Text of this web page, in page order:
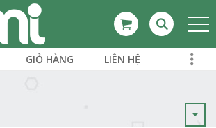
GIỎ HÀNG LIÊN HỆ